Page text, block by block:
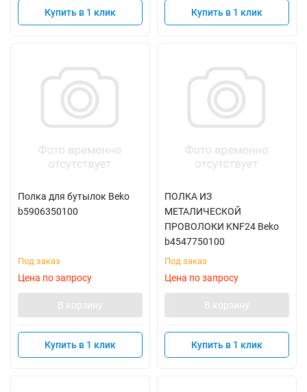
Купить в 1 клик Купить в 1 клик
Полка для бутылок Beko
b5906350100
Под заказ
Цена по запросу
В корзину
Купить в 1 клик
ПОЛКА ИЗ
МЕТАЛИЧЕСКОЙ
ПРОВОЛОКИ KNF24 Beko
b4547750100
Под заказ
Цена по запросу
В корзину
Купить в 1 клик